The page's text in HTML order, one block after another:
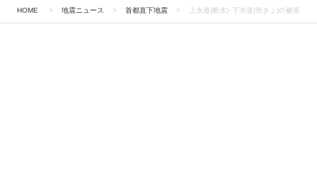
HOME > 地震ニュース > 首都直下地震 > 上水道(断水)･下水道(管きょ)の被害